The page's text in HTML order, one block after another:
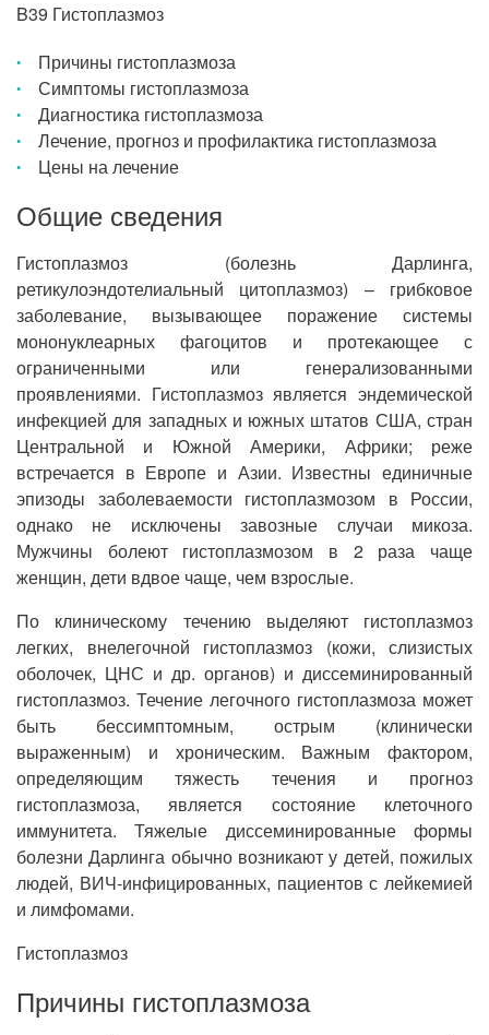
B39 Гистоплазмоз
Причины гистоплазмоза
Симптомы гистоплазмоза
Диагностика гистоплазмоза
Лечение, прогноз и профилактика гистоплазмоза
Цены на лечение
Общие сведения
Гистоплазмоз (болезнь Дарлинга,
ретикулоэндотелиальный цитоплазмоз) – грибковое
заболевание, вызывающее поражение системы
мононуклеарных фагоцитов и протекающее с
ограниченными или генерализованными
проявлениями. Гистоплазмоз является эндемической
инфекцией для западных и южных штатов США, стран
Центральной и Южной Америки, Африки; реже
встречается в Европе и Азии. Известны единичные
эпизоды заболеваемости гистоплазмозом в России,
однако не исключены завозные случаи микоза.
Мужчины болеют гистоплазмозом в 2 раза чаще
женщин, дети вдвое чаще, чем взрослые.
По клиническому течению выделяют гистоплазмоз
легких, внелегочной гистоплазмоз (кожи, слизистых
оболочек, ЦНС и др. органов) и диссеминированный
гистоплазмоз. Течение легочного гистоплазмоза может
быть бессимптомным, острым (клинически
выраженным) и хроническим. Важным фактором,
определяющим тяжесть течения и прогноз
гистоплазмоза, является состояние клеточного
иммунитета. Тяжелые диссеминированные формы
болезни Дарлинга обычно возникают у детей, пожилых
людей, ВИЧ-инфицированных, пациентов с лейкемией
и лимфомами.
Гистоплазмоз
Причины гистоплазмоза